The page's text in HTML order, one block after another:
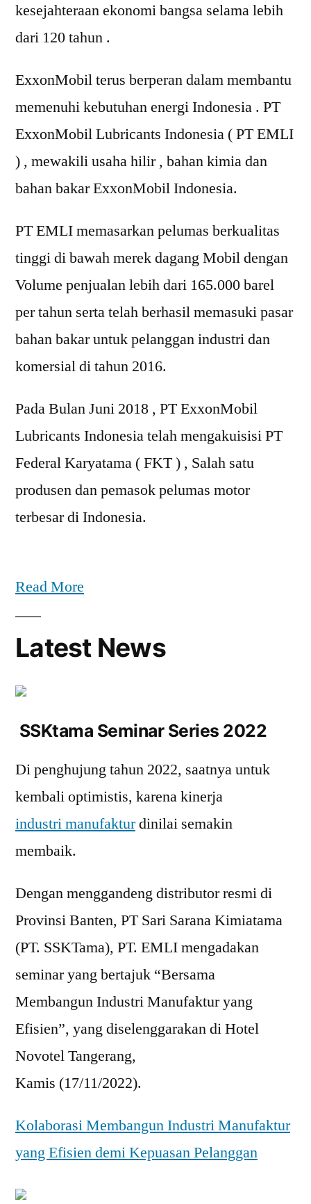
kesejahteraan ekonomi bangsa selama lebih
dari 120 tahun .
ExxonMobil terus berperan dalam membantu
memenuhi kebutuhan energi Indonesia . PT
ExxonMobil Lubricants Indonesia ( PT EMLI
) , mewakili usaha hilir , bahan kimia dan
bahan bakar ExxonMobil Indonesia.
PT EMLI memasarkan pelumas berkualitas
tinggi di bawah merek dagang Mobil dengan
Volume penjualan lebih dari 165.000 barel
per tahun serta telah berhasil memasuki pasar
bahan bakar untuk pelanggan industri dan
komersial di tahun 2016.
Pada Bulan Juni 2018 , PT ExxonMobil
Lubricants Indonesia telah mengakuisisi PT
Federal Karyatama ( FKT ) , Salah satu
produsen dan pemasok pelumas motor
terbesar di Indonesia.
Read More
Latest News
SSKtama Seminar Series 2022
Di penghujung tahun 2022, saatnya untuk
kembali optimistis, karena kinerja
industri manufakturdinilai semakin
membaik.
Dengan menggandeng distributor resmi di
Provinsi Banten, PT Sari Sarana Kimiatama
(PT. SSKTama), PT. EMLI mengadakan
seminar yang bertajuk “Bersama
Membangun Industri Manufaktur yang
Efisien”, yang diselenggarakan di Hotel
Novotel Tangerang,
Kamis (17/11/2022).
Kolaborasi Membangun Industri Manufaktur
yang Efisien demi Kepuasan Pelanggan